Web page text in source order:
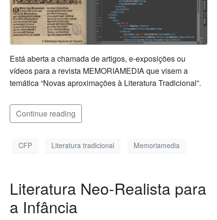
Está aberta a chamada de artigos, e-exposições ou
vídeos para a revista MEMORIAMEDIA que visem a
temática “Novas aproximações à Literatura Tradicional”.
Continue reading
CFP Literatura tradicional Memoriamedia
Literatura Neo-Realista para
a Infância